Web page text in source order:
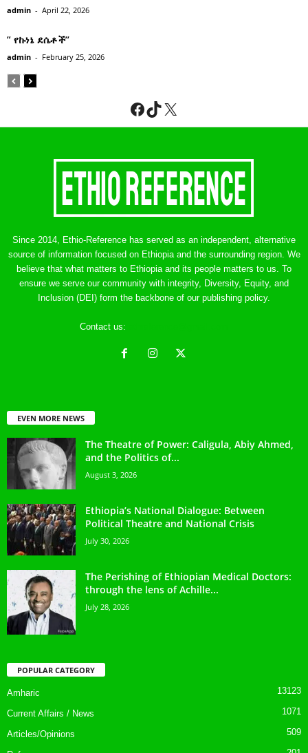
admin - April 22, 2026
” የኩነኔ ደሴቶች’’
admin - February 25, 2026
Facebook
TikTok
X
Since 2014, Ethio-Reference has served as an independent, alternative
source of information focused on Ethiopia and the surrounding region. We
believe that what matters to Ethiopia and its people matters to us. To
ensure we serve our community with integrity, Diversity, Equity, and
Inclusion (DEI) form the backbone of our publishing policy.
Contact us:
EVEN MORE NEWS
The Theatre of Power: Caligula, Abiy Ahmed,
and the Politics of...
August 3, 2026
Ethiopia’s National Dialogue: Between
Political Theatre and National Crisis
July 30, 2026
The Perishing of Ethiopian Medical Doctors:
through the lens of Achille...
July 28, 2026
POPULAR CATEGORY
Amharic 13123
Current Affairs / News 1071
Articles/Opinions 509